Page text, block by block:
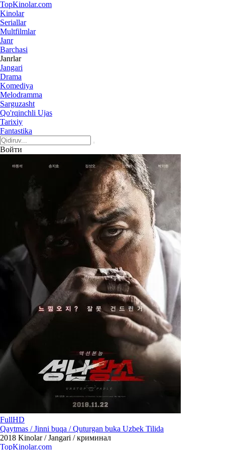
TopKinolar.com
Kinolar
Seriallar
Multfilmlar
Janr
Barchasi
Janrlar
Jangari
Drama
Komediya
Melodramma
Sarguzasht
Qo'rqinchli Ujas
Tarixiy
Fantastika
Войти
FullHD
Qaytmas / Jinni buqa / Quturgan buka Uzbek Tilida
2018 Kinolar / Jangari / криминал
TopKinolar.com